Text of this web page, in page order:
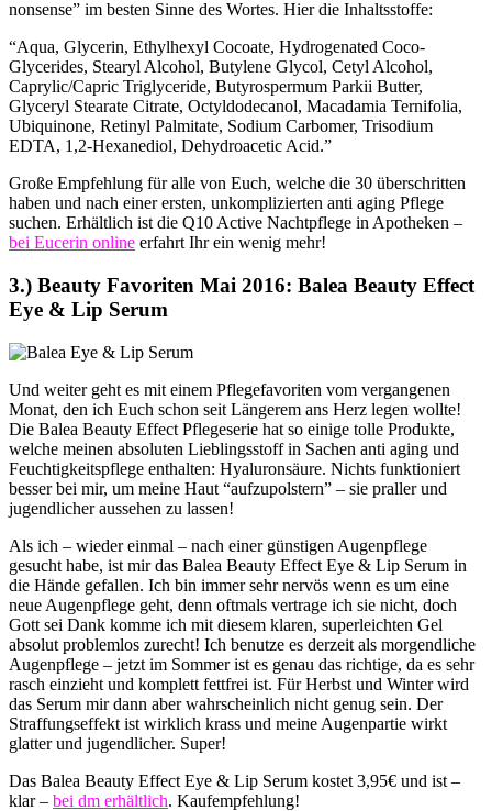
nonsense” im besten Sinne des Wortes. Hier die Inhaltsstoffe:
“Aqua, Glycerin, Ethylhexyl Cocoate, Hydrogenated Coco-
Glycerides, Stearyl Alcohol, Butylene Glycol, Cetyl Alcohol,
Caprylic/Capric Triglyceride, Butyrospermum Parkii Butter,
Glyceryl Stearate Citrate, Octyldodecanol, Macadamia Ternifolia,
Ubiquinone, Retinyl Palmitate, Sodium Carbomer, Trisodium
EDTA, 1,2-Hexanediol, Dehydroacetic Acid.”
Große Empfehlung für alle von Euch, welche die 30 überschritten
haben und nach einer ersten, unkomplizierten anti aging Pflege
suchen. Erhältlich ist die Q10 Active Nachtpflege in Apotheken –
bei Eucerin online erfahrt Ihr ein wenig mehr!
3.) Beauty Favoriten Mai 2016: Balea Beauty Effect
Eye & Lip Serum
Und weiter geht es mit einem Pflegefavoriten vom vergangenen
Monat, den ich Euch schon seit Längerem ans Herz legen wollte!
Die Balea Beauty Effect Pflegeserie hat so einige tolle Produkte,
welche meinen absoluten Lieblingsstoff in Sachen anti aging und
Feuchtigkeitspflege enthalten: Hyaluronsäure. Nichts funktioniert
besser bei mir, um meine Haut “aufzupolstern” – sie praller und
jugendlicher aussehen zu lassen!
Als ich – wieder einmal – nach einer günstigen Augenpflege
gesucht habe, ist mir das Balea Beauty Effect Eye & Lip Serum in
die Hände gefallen. Ich bin immer sehr nervös wenn es um eine
neue Augenpflege geht, denn oftmals vertrage ich sie nicht, doch
Gott sei Dank komme ich mit diesem klaren, superleichten Gel
absolut problemlos zurecht! Ich benutze es derzeit als morgendliche
Augenpflege – jetzt im Sommer ist es genau das richtige, da es sehr
rasch einzieht und komplett fettfrei ist. Für Herbst und Winter wird
das Serum mir dann aber wahrscheinlich nicht genug sein. Der
Straffungseffekt ist wirklich krass und meine Augenpartie wirkt
glatter und jugendlicher. Super!
Das Balea Beauty Effect Eye & Lip Serum kostet 3,95€ und ist –
klar – bei dm erhältlich. Kaufempfehlung!